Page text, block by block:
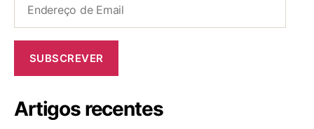
SUBSCREVER
Artigos recentes